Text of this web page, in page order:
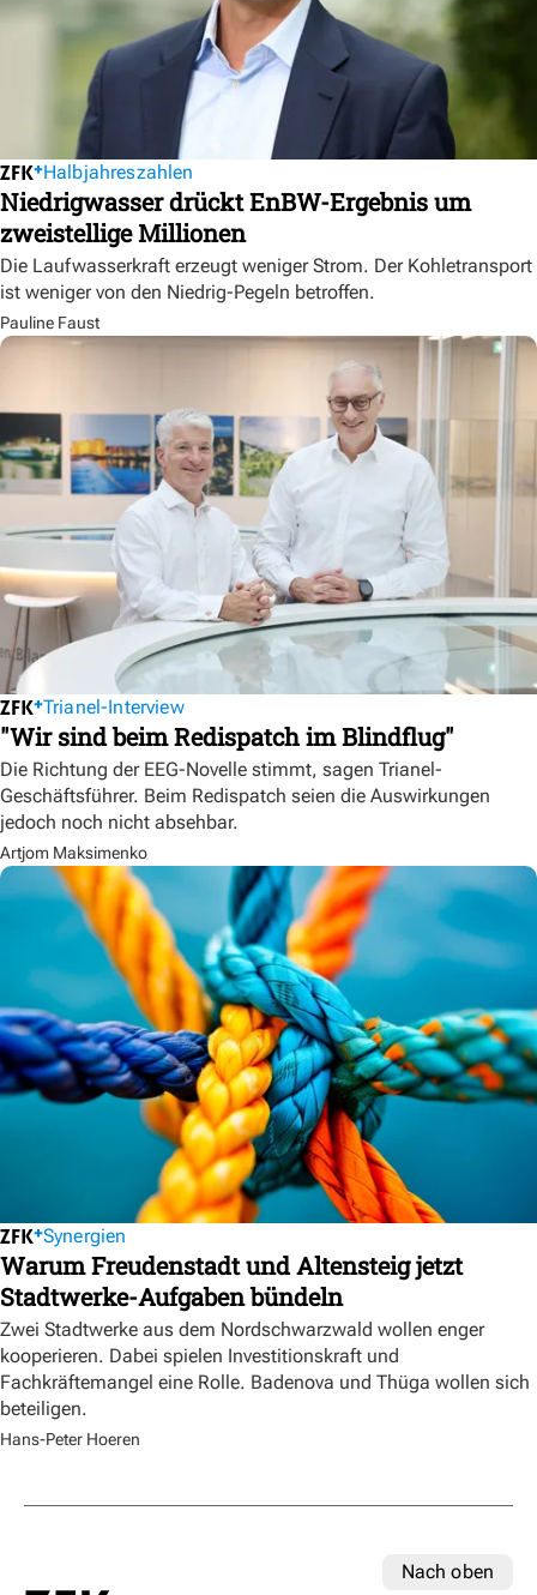
Halbjahreszahlen
Niedrigwasser drückt EnBW-Ergebnis um
zweistellige Millionen
Die Laufwasserkraft erzeugt weniger Strom. Der Kohletransport
ist weniger von den Niedrig-Pegeln betroffen.
Pauline Faust
Trianel-Interview
"Wir sind beim Redispatch im Blindflug"
Die Richtung der EEG-Novelle stimmt, sagen Trianel-
Geschäftsführer. Beim Redispatch seien die Auswirkungen
jedoch noch nicht absehbar.
Artjom Maksimenko
Synergien
Warum Freudenstadt und Altensteig jetzt
Stadtwerke-Aufgaben bündeln
Zwei Stadtwerke aus dem Nordschwarzwald wollen enger
kooperieren. Dabei spielen Investitionskraft und
Fachkräftemangel eine Rolle. Badenova und Thüga wollen sich
beteiligen.
Hans-Peter Hoeren
Nach oben